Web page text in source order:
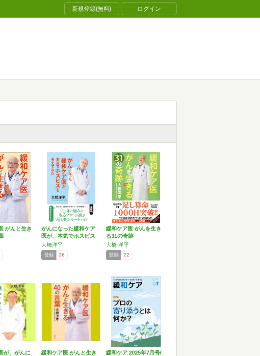
新規登録(無料) ログイン
がんと生き
がんになった緩和ケア
医が、本気でホスピス
を考…
大橋洋平
登録 26
緩和ケア医 がんを生き
る31の奇跡
大橋 洋平
登録 22
が、がんに
緩和ケア医 がんと生き
緩和ケア 2025年7月号/